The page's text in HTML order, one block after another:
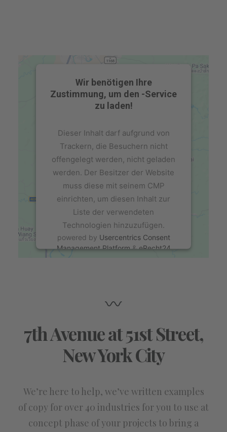
Wir benötigen Ihre
Zustimmung, um den -Service
zu laden!
Dieser Inhalt darf aufgrund von
Trackern, die Besuchern nicht
offengelegt werden, nicht geladen
werden. Der Besitzer der Website
muss diese mit seinem CMP
einrichten, um diesen Inhalt zur
Liste der verwendeten
Technologien hinzuzufügen.
powered by Usercentrics Consent
Management Platform&eRecht24
7th Avenue at 51st Street,
New York City
We’re here to help, we’ve written examples
of copy for over 40 industries for you to use at
concept phase of your projects to bring a